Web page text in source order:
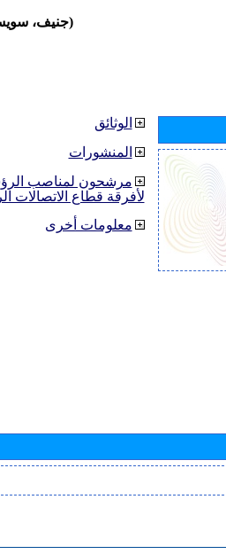
(جنيف، سويسرا، 15 أكتوبر - 19
الوثائق
المنشورات
مرشحون لمناصب
لأفرقة قطاع الاتصالات
معلومات أخرى